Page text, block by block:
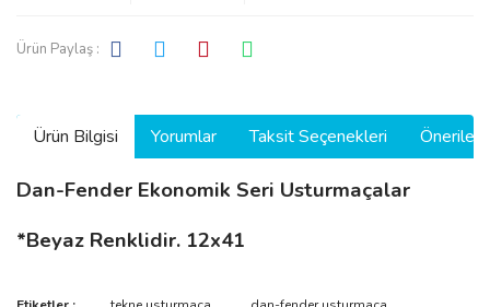
Ürün Paylaş :
Ürün Bilgisi Yorumlar Taksit Seçenekleri
Dan-Fender Ekonomik Seri Usturmaçalar
*Beyaz Renklidir. 12x41
Bu ürünün fiyat bilgisi, resim, ürün açıklamalarında ve diğer